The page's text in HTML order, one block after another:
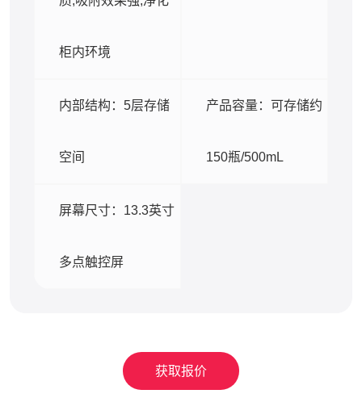
柜内环境
内部结构：5层存储
空间
产品容量：可存储约
150瓶/500mL
屏幕尺寸：13.3英寸
多点触控屏
获取报价